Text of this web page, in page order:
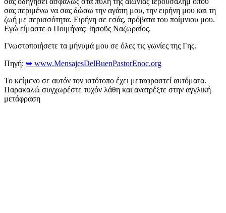
σας περιμένω να σας δώσω την αγάπη μου, την ειρήνη μου και τη
ζωή με περισσότητα. Ειρήνη σε εσάς, πρόβατα του ποίμνιου μου.
Εγώ είμαστε ο Ποιμήνας: Ιησοῦς Ναζωραίος.
Γνωστοποιήσετε τα μήνυμά μου σε όλες τις γωνίες της Γης.
Πηγή: ➥ www.MensajesDelBuenPastorEnoc.org
Το κείμενο σε αυτόν τον ιστότοπο έχει μεταφραστεί αυτόματα.
Παρακαλώ συγχωρέστε τυχόν λάθη και ανατρέξτε στην αγγλική
μετάφραση